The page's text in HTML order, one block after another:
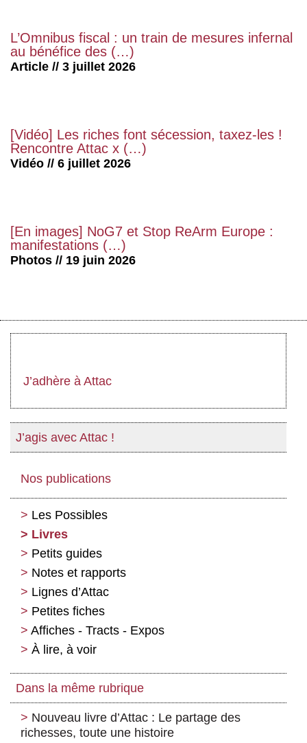
L’Omnibus fiscal : un train de mesures infernal
au bénéfice des (…)
Article // 3 juillet 2026
[Vidéo] Les riches font sécession, taxez-les !
Rencontre Attac x (…)
Vidéo // 6 juillet 2026
[En images] NoG7 et Stop ReArm Europe :
manifestations (…)
Photos // 19 juin 2026
J’adhère à Attac
J’agis avec Attac !
Nos publications
Les Possibles
Livres
Petits guides
Notes et rapports
Lignes d’Attac
Petites fiches
Affiches - Tracts - Expos
À lire, à voir
Dans la même rubrique
Nouveau livre d’Attac : Le partage des
richesses, toute une histoire